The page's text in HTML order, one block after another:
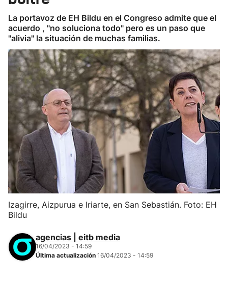
La portavoz de EH Bildu en el Congreso admite que el
acuerdo , "no soluciona todo" pero es un paso que
"alivia" la situación de muchas familias.
Izagirre, Aizpurua e Iriarte, en San Sebastián. Foto: EH
Bildu
agencias | eitb media
16/04/2023 - 14:59
Última actualización 16/04/2023 - 14:59